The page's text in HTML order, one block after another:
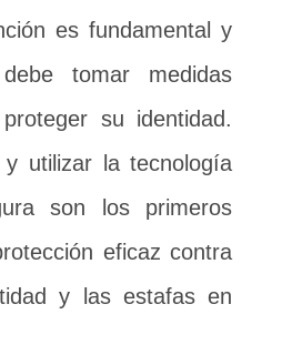
es fundamental y
tomar medidas
su identidad.
utilizar la tecnología
son los primeros
eficaz contra
y las estafas en